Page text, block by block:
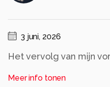
3 juni, 2026
Het vervolg van mijn
Met vriendelijke groet,
Meer info tonen